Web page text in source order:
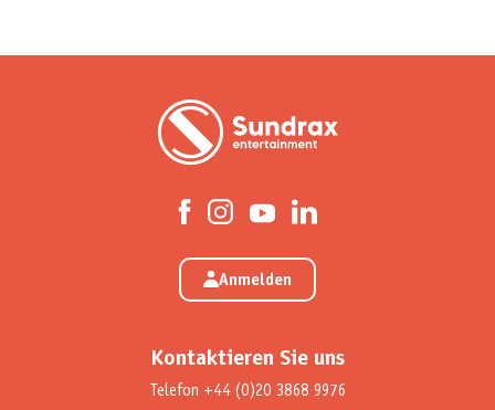
Anmelden
Kontaktieren Sie uns
Telefon +44 (0)20 3868 9976